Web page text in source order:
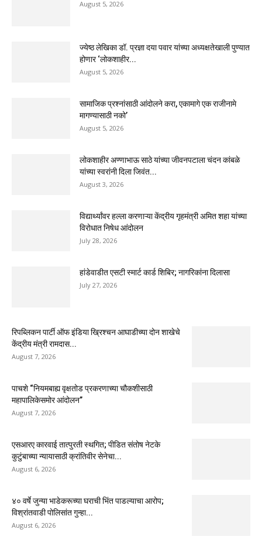
August 5, 2026
ज्येष्ठ लेखिका डॉ. प्रज्ञा दया पवार यांच्या अध्यक्षतेखाली पुण्यात
होणार ‘लोकशाहीर...
August 5, 2026
सामाजिक प्रश्नांसाठी आंदोलने करा, एकामागे एक राजीनामे
मागण्यासाठी नको’
August 5, 2026
लोकशाहीर अण्णाभाऊ साठे यांच्या जीवनपटाला चंदन कांबळे
यांच्या स्वरांनी दिला जिवंत...
August 3, 2026
विद्यार्थ्यांवर हल्ला करणाऱ्या केंद्रीय गृहमंत्री अमित शहा यांच्या
विरोधात निषेध आंदोलन
July 28, 2026
हांडेवाडीत एसटी स्मार्ट कार्ड शिबिर; नागरिकांना दिलासा
July 27, 2026
रिपब्लिकन पार्टी ऑफ इंडिया ख्रिश्चन आघाडीच्या दोन शाखेचे
केंद्रीय मंत्री रामदास...
August 7, 2026
पाचशे “नियमबाह्य वृक्षतोड प्रकरणाच्या चौकशीसाठी
महापालिकेसमोर आंदोलन”
August 7, 2026
एसआरए कारवाई तात्पुरती स्थगित; पीडित संतोष नेटके
कुटुंबाच्या न्यायासाठी क्रांतिवीर सेनेचा...
August 6, 2026
४० वर्षे जुन्या भाडेकरूच्या घराची भिंत पाडल्याचा आरोप;
विश्रांतवाडी पोलिसांत गुन्हा...
August 6, 2026